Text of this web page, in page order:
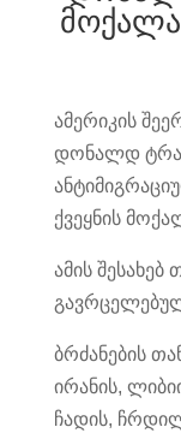
ამერიკის
დონალდ
ქვეყნის
ამის
გავრცელებულ
ბრძანების
ირანის,
ჩადის,